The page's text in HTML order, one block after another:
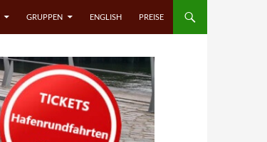
GRUPPEN ENGLISH PREISE